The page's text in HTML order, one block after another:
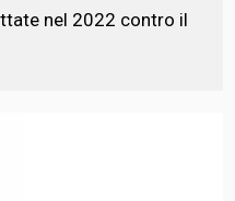
nel 2022 contro il